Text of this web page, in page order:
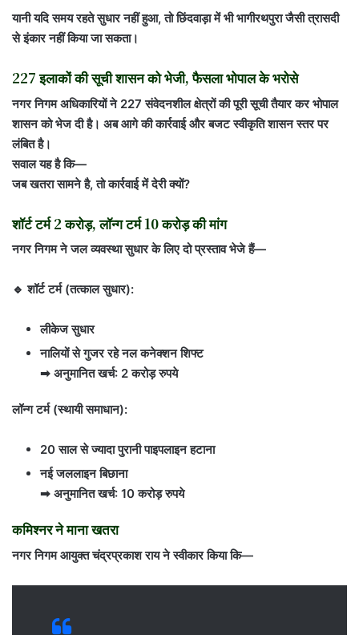
यानी यदि समय रहते सुधार नहीं हुआ, तो छिंदवाड़ा में भी भागीरथपुरा जैसी त्रासदी
से इंकार नहीं किया जा सकता।
227 इलाकों की सूची शासन को भेजी, फैसला भोपाल के भरोसे
नगर निगम अधिकारियों ने 227 संवेदनशील क्षेत्रों की पूरी सूची तैयार कर भोपाल
शासन को भेज दी है। अब आगे की कार्रवाई और बजट स्वीकृति शासन स्तर पर
लंबित है।
सवाल यह है कि—
जब खतरा सामने है, तो कार्रवाई में देरी क्यों?
शॉर्ट टर्म 2 करोड़, लॉन्ग टर्म 10 करोड़ की मांग
नगर निगम ने जल व्यवस्था सुधार के लिए दो प्रस्ताव भेजे हैं—
🔹 शॉर्ट टर्म (तत्काल सुधार):
लीकेज सुधार
नालियों से गुजर रहे नल कनेक्शन शिफ्ट
➡ अनुमानित खर्च: 2 करोड़ रुपये
लॉन्ग टर्म (स्थायी समाधान):
20 साल से ज्यादा पुरानी पाइपलाइन हटाना
नई जललाइन बिछाना
➡ अनुमानित खर्च: 10 करोड़ रुपये
कमिश्नर ने माना खतरा
नगर निगम आयुक्त चंद्रप्रकाश राय ने स्वीकार किया कि—